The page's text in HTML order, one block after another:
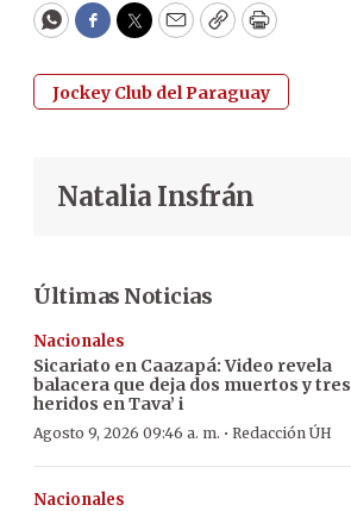
WhatsApp
Facebook
Twitter
EmailCopyPrint
Jockey Club del Paraguay
Natalia Insfrán
Últimas Noticias
Nacionales
Sicariato en Caazapá: Video revela
balacera que deja dos muertos y tres
heridos en Tava’ i
Agosto 9, 2026 09:46 a. m. · Redacción ÚH
Nacionales